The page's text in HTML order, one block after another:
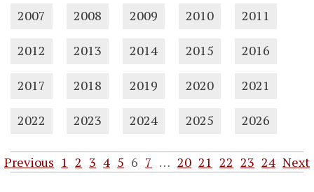
2007 2008 2009 2010 2011
2012 2013 2014 2015 2016
2017 2018 2019 2020 2021
2022 2023 2024 2025 2026
Previous 1 2 3 4 5 6 7 … 20 21 22 23 24 Next